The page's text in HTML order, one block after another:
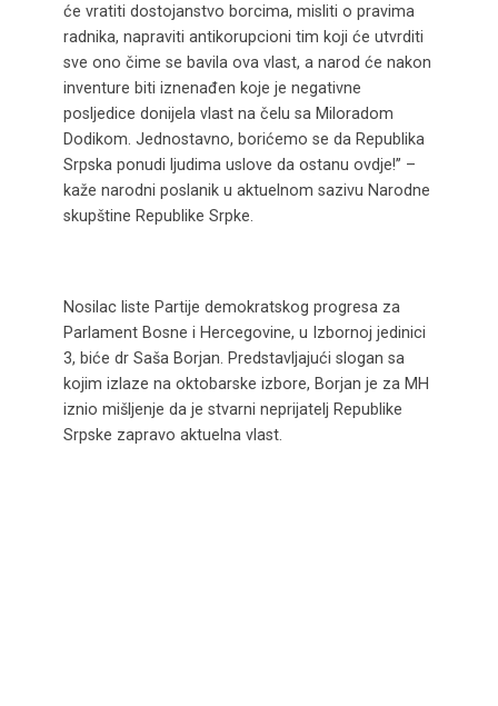
će vratiti dostojanstvo borcima, misliti o pravima
radnika, napraviti antikorupcioni tim koji će utvrditi
sve ono čime se bavila ova vlast, a narod će nakon
inventure biti iznenađen koje je negativne
posljedice donijela vlast na čelu sa Miloradom
Dodikom. Jednostavno, borićemo se da Republika
Srpska ponudi ljudima uslove da ostanu ovdje!’’ –
kaže narodni poslanik u aktuelnom sazivu Narodne
skupštine Republike Srpke.
Nosilac liste Partije demokratskog progresa za
Parlament Bosne i Hercegovine, u Izbornoj jedinici
3, biće dr Saša Borjan. Predstavljajući slogan sa
kojim izlaze na oktobarske izbore, Borjan je za MH
iznio mišljenje da je stvarni neprijatelj Republike
Srpske zapravo aktuelna vlast.